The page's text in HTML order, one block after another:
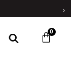
0